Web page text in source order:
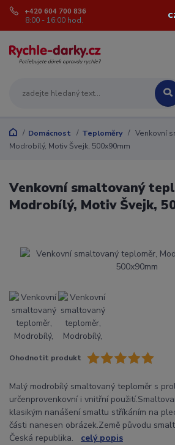
+420 604 700 836
8:00 - 16:00 hod.
Domácnost Teploměry
Venkovní
Modrobílý, Motiv Švejk, 500x90mm
Venkovní smaltovaný
Modrobílý, Motiv Švejk,
Ohodnotit produkt
Malý modrobílý smaltovaný teploměr s
určenprovenkovní i vnitřní
klasikým nanášení smaltu stříkáním na
části nanesen obrázek.Země původu
Česká republika. celý popis